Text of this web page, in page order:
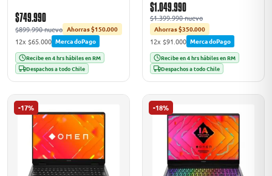
$749.990
$899.990 nuevo Ahorras $150.000
12x $65.000 MercadoPago
Recibe en 4 hrs hábiles en RM
Despachos a todo Chile
$1.049.990
$1.399.990 nuevo
Ahorras $350.000
12x $91.000 MercadoPago
Recibe en 4 hrs hábiles en RM
Despachos a todo Chile
-17% -18%